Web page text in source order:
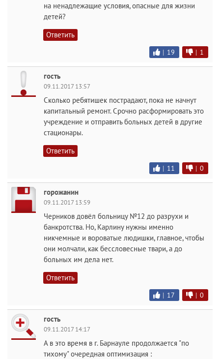
на ненадлежащие условия, опасные для жизни
детей?
Ответить
| 19 | 1
гость
09.11.2017 13:57
Сколько ребятишек пострадают, пока не начнут
капитальный ремонт. Срочно расформировать это
учреждение и отправить больных детей в другие
стационары.
Ответить
| 11 | 0
горожанин
09.11.2017 13:59
Черников довёл больницу №12 до разрухи и
банкротства. Но, Карлину нужны именно
никчемные и вороватые людишки, главное, чтобы
они молчали, как бессловесные твари, а до
больных им дела нет.
Ответить
| 17 | 0
гость
09.11.2017 14:17
А в это время в г. Барнауле продолжается "по
тихому" очередная оптимизация :